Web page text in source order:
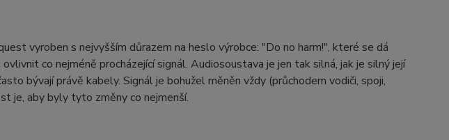
vyroben s nejvyšším důrazem na heslo výrobce: "Do no harm!", které se dá
co nejméně procházející signál. Audiosoustava je jen tak silná, jak je silný její
bývají právě kabely. Signál je bohužel měněn vždy (průchodem vodiči, spoji,
je, aby byly tyto změny co nejmenší.